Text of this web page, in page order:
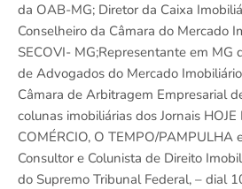
da OAB-MG; Diretor da Caixa
Conselheiro da Câmara do Mercado
SECOVI- MG;Representante em MG
de Advogados do Mercado
Câmara de Arbitragem Empresarial
colunas imobiliárias dos Jornais
COMÉRCIO, O TEMPO/PAMPULHA
Consultor e Colunista de Direito
do Supremo Tribunal Federal, – dial